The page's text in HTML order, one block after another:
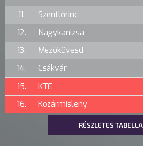
11.
Szentlőrinc
12.
Nagykanizsa
13.
Mezőkövesd
14.
Csákvár
15.
KTE
16.
Kozármisleny
RÉSZLETES TABELLA